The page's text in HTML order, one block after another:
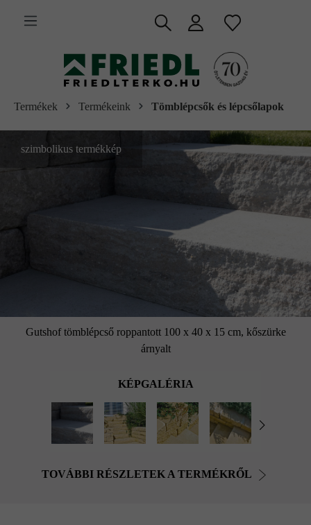
tartalomra
Termékek Termékeink Tömblépcsők és lépcsőlapok
Gutshof tömblépcső roppantott 100 x 40 x 15 cm, kőszürke
árnyalt
szimbolikus termékkép
KÉPGALÉRIA
TOVÁBBI RÉSZLETEK A TERMÉKRŐL